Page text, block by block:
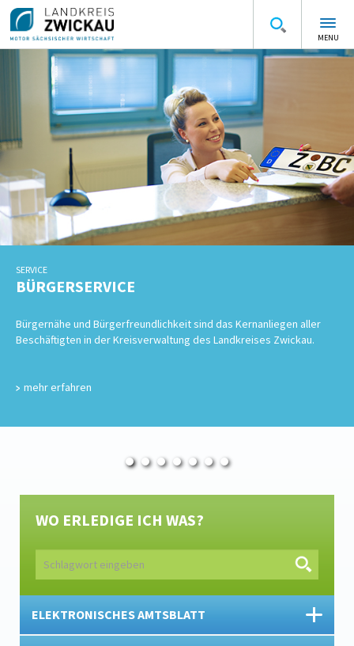
MENU
SERVICE
BÜRGERSERVICE
Bürgernähe und Bürgerfreundlichkeit sind das Kernanliegen aller
Beschäftigten in der Kreisverwaltung des Landkreises Zwickau.
mehr erfahren
WO ERLEDIGE ICH WAS?
ELEKTRONISCHES AMTSBLATT